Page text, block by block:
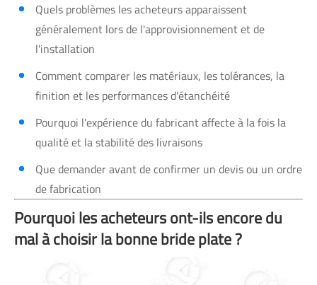
Quels problèmes les acheteurs apparaissent
généralement lors de l'approvisionnement et de
l'installation
Comment comparer les matériaux, les tolérances, la
finition et les performances d'étanchéité
Pourquoi l'expérience du fabricant affecte à la fois la
qualité et la stabilité des livraisons
Que demander avant de confirmer un devis ou un ordre
de fabrication
Pourquoi les acheteurs ont-ils encore du
mal à choisir la bonne bride plate ?